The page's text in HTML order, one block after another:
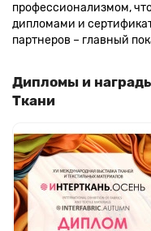
профессионализмом,
дипломами и
партнеров – главный
Дипломы и
Ткани